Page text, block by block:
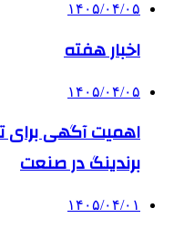
۱۴۰۵/۰۴/۰۵
اخبار هفته
۱۴۰۵/۰۴/۰۵
اهمیت آگهی برای
برندینگ در صنعت
۱۴۰۵/۰۴/۰۱